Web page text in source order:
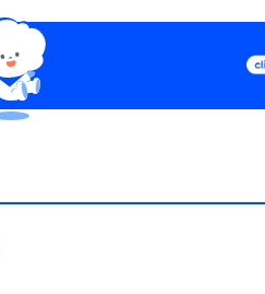
Podcast